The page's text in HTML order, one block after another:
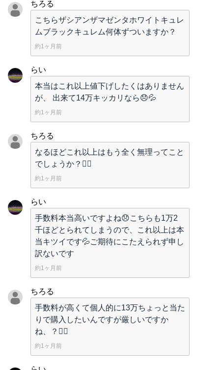
ちろる
こちらザシアンザマゼンタホワイトキュレ
ムブラックキュレム何体ずついますか？
約1ヶ月前
らい
本当はこれ以上値下げしたくはありません
が、 出来て14万キッカリなら😞💦
約1ヶ月前
ちろる
なるほどこれ以上はもう全く無理ってこと
でしょうか？🙇‍♂️
約1ヶ月前
らい
手数料本当高いですよね😞こちらも1万2
千ほどとられてしまうので、これ以上は本
当キツイです💦ご期待にこたえられず申し
訳ないです
約1ヶ月前
ちろる
手数料が高くて個人的に13万ちょっと当た
りで購入したいんですが厳しいですか
ね、？🙇‍♂️
約1ヶ月前